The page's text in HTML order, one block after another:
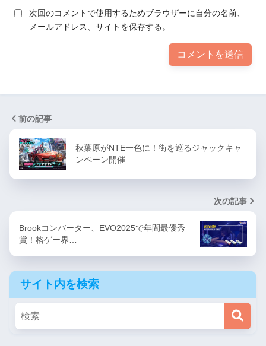
次回のコメントで使用するためブラウザーに自分の名前、
メールアドレス、サイトを保存する。
前の記事
秋葉原がNTE一色に！街を巡るジャックキャ
ンペーン開催
次の記事
Brookコンバーター、EVO2025で年間最優秀
賞！格ゲー界…
サイト内を検索